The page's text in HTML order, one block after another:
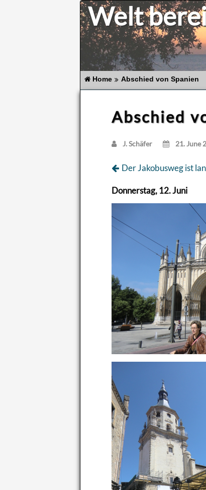
Welt
Home Abschied von Spanien
Abschied
J. Schä­fer 21. June
Der Ja­ko­bus­weg ist
Don­ners­tag, 12. Juni